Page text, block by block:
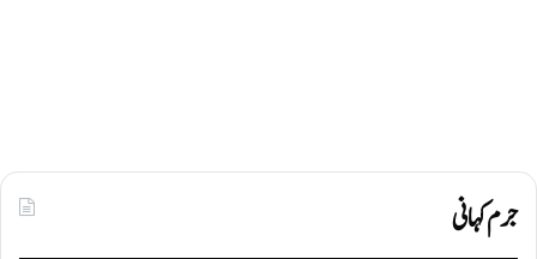
جرم کہانی